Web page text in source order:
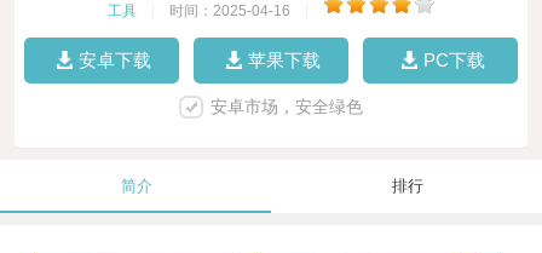
工具 时间：2025-04-16
安卓下载 苹果下载 PC下载
安卓市场，安全绿色
简介 排行